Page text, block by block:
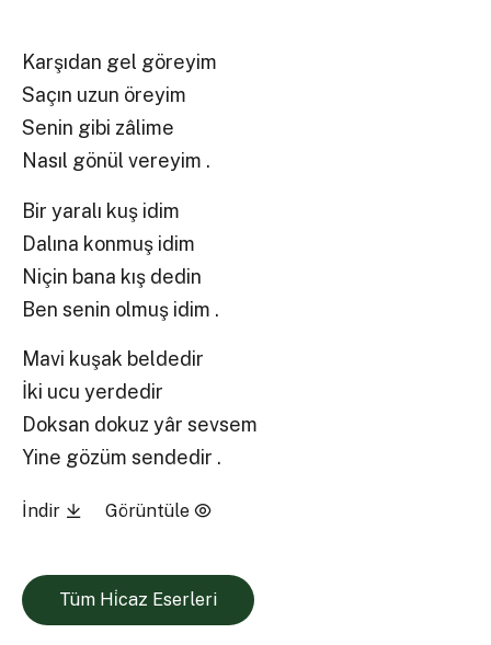
Karşıdan gel göreyim
Saçın uzun öreyim
Senin gibi zâlime
Nasıl gönül vereyim .
Bir yaralı kuş idim
Dalına konmuş idim
Niçin bana kış dedin
Ben senin olmuş idim .
Mavi kuşak beldedir
İki ucu yerdedir
Doksan dokuz yâr sevsem
Yine gözüm sendedir .
İndir Görüntüle
Tüm Hi̇caz Eserleri